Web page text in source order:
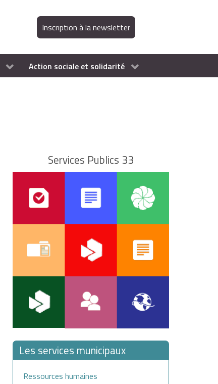
Inscription à la newsletter
Action sociale et solidarité
Services Publics 33
Les services municipaux
Ressources humaines